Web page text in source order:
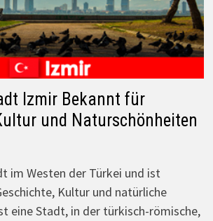
Izmir Bekannt für
und Naturschönheiten
im Westen der Türkei und ist
Kultur und natürliche
eine Stadt, in der türkisch-römische,